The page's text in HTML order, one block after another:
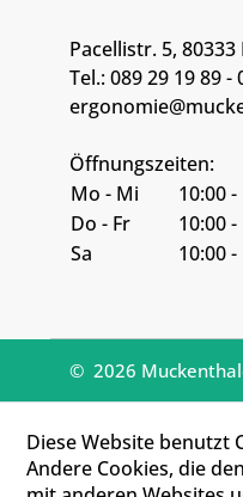
Pacellistr. 5,
Tel.: 089 29 19 89 -
Öffnungszeiten:
Mo - Mi
10:00
Do - Fr
10:00
Sa
10:00
© 2026
Diese Website benutzt
Andere Cookies, die